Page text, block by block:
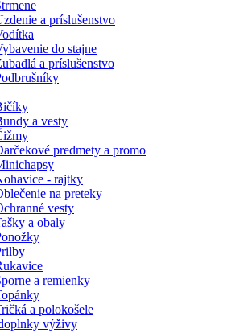
a príslušenstvo
do stajne
a príslušenstvo
a vesty
predmety a promo
- rajtky
na preteky
vesty
a obaly
a remienky
a polokošele
výživy